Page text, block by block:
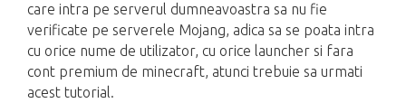
care intra pe serverul dumneavoastra sa nu fie
verificate pe serverele Mojang, adica sa se poata intra
cu orice nume de utilizator, cu orice launcher si fara
cont premium de minecraft, atunci trebuie sa urmati
acest tutorial.